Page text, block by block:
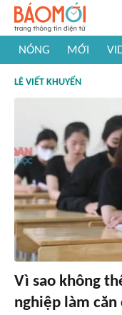
NÓNG MỚI
#Khám phá thế giới
LÊ VIẾT KHUYẾN
Vì sao không
nghiệp làm